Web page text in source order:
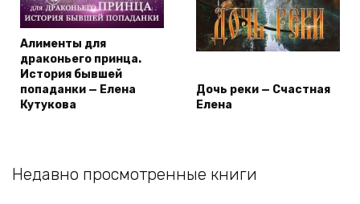
Алименты для
драконьего принца.
История бывшей
попаданки — Елена
Кутукова
Дочь реки — Счастная
Елена
Недавно просмотренные книги